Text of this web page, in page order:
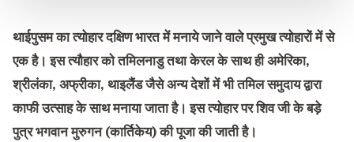
थाईपुसम का त्योहार दक्षिण भारत में मनाये जाने वाले प्रमुख त्योहारों में से
एक है। इस त्यौहार को तमिलनाडु तथा केरल के साथ ही अमेरिका,
श्रीलंका, अफ्रीका, थाइलैंड जैसे अन्य देशों में भी तमिल समुदाय द्वारा
काफी उत्साह के साथ मनाया जाता है। इस त्योहार पर शिव जी के बड़े
पुत्र भगवान मुरुगन (कार्तिकेय) की पूजा की जाती है।